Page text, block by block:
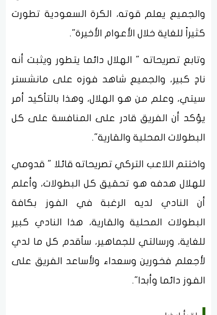
والجميع يعلم قوته، الكرة السعودية تطورت
كثيراً للغاية خلال الأعوام الأخيرة".
وتابع تصريحاته " الهلال دائما يتطور ويثبت أنه
نادٍ كبير، والجميع شاهد فوزه على مانشستر
سيتي، وعلم من هو الهلال، وهذا بالتأكيد أمر
يؤكد أن الفريق قادر على المنافسة على كل
البطولات المحلية والقارية".
واختتم اللاعب التركي تصريحاته قائلا " قدومي
للهلال هدفه هو تحقيق كل البطولات، وأعلم
أن النادي لديه الرغبة في الفوز بكافة
البطولات المحلية والقارية، هذا النادي كبير
للغاية، ورسالتي للجماهير، سأقدم كل ما لدي
لأجعلم فخورين وسعداء ولأساعد الفريق على
الفوز دائما وأبدا".